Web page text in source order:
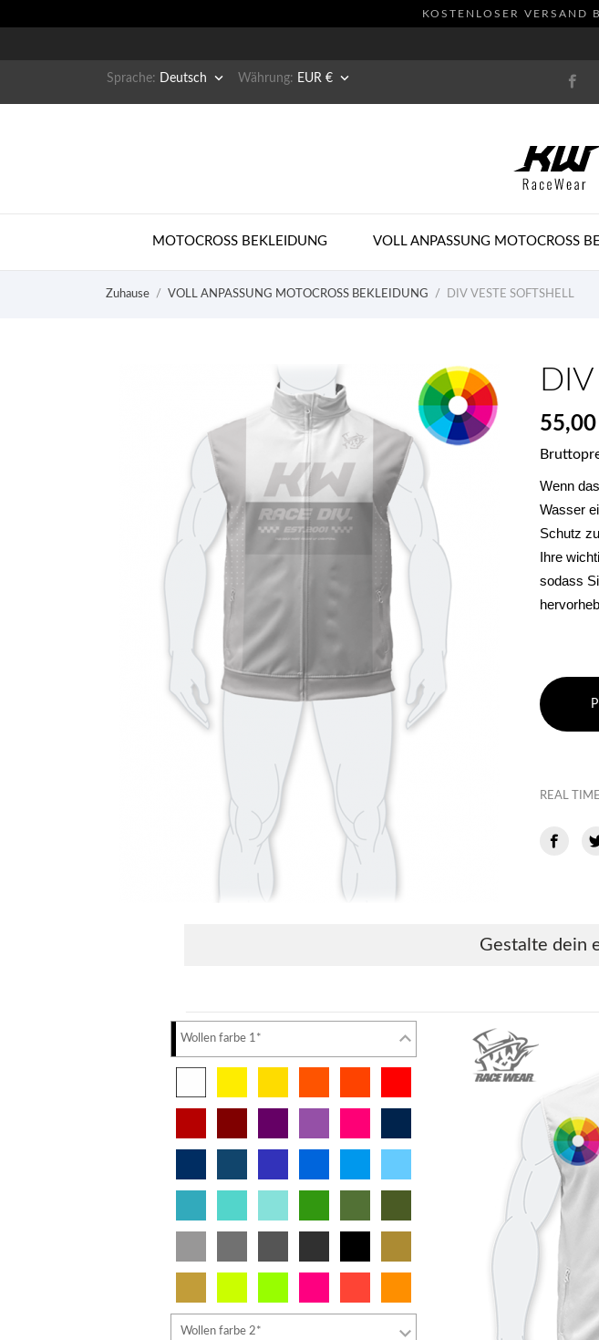
KOSTENLOSER VERSAND
Sprache: Deutsch  Währung: EUR € 
MOTOCROSS BEKLEIDUNG VOLL ANPASSUNG MOTOCROSS
Zuhause VOLL ANPASSUNG MOTOCROSS BEKLEIDUNG DIV VESTE SOFTSHELL
Wenn
Wasser
Schutz
Ihre
sodass
REAL
Gestalte dein
Wollen farbe 1*
Wollen farbe 2*